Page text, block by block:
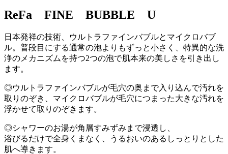
ReFa FINE BUBBLE U
日本発祥の技術、ウルトラファインバブルとマイクロバブ
ル。普段目にする通常の泡よりもずっと小さく、特異的な洗
浄のメカニズムを持つ2つの泡で肌本来の美しさを引き出し
ます。
◎ウルトラファインバブルが毛穴の奥まで入り込んで汚れを
取りのぞき、マイクロバブルが毛穴につまった大きな汚れを
浮かせて取りのぞきます。
◎シャワーのお湯が角層すみずみまで浸透し、
浴びるだけで全身くまなく、うるおいのあるしっとりとした
肌へ導きます。